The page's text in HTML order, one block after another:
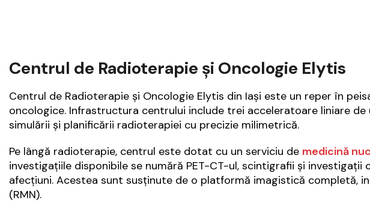
Centrul de Radioterapie și Oncologie Elytis
Centrul de Radioterapie și Oncologie Elytis din Iași este un reper în
oncologice. Infrastructura centrului include trei acceleratoare liniare
simulării și planificării radioterapiei cu precizie milimetrică.
Pe lângă radioterapie, centrul este dotat cu un serviciu de medicină
investigațiile disponibile se numără PET-CT-ul, scintigrafii și investigații
afecțiuni. Acestea sunt susținute de o platformă imagistică completă,
(RMN).